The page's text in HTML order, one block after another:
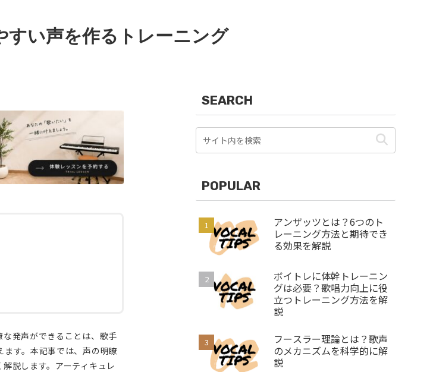
すい声を作るトレーニング
発声ができることは、歌手
す。本記事では、声の明瞭
説します。アーティキュレ
SEARCH
POPULAR
アンザッツとは？6つのト
レーニング方法と期待でき
る効果を解説
ボイトレに体幹トレーニン
グは必要？歌唱力向上に役
立つトレーニング方法を解
説
フースラー理論とは？歌声
のメカニズムを科学的に解
説